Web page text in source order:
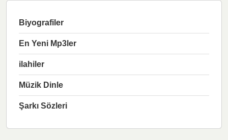
Biyografiler
En Yeni Mp3ler
ilahiler
Müzik Dinle
Şarkı Sözleri